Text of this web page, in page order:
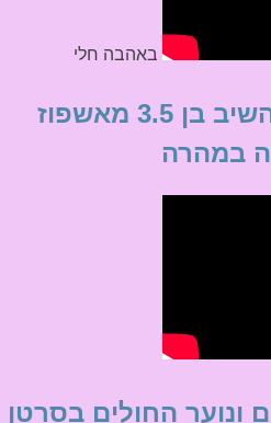
באהבה חלי
טיפול מרחוק שהשיב בן 3.5 מאשפוז
במהרה
ונוער החולים בסרטן